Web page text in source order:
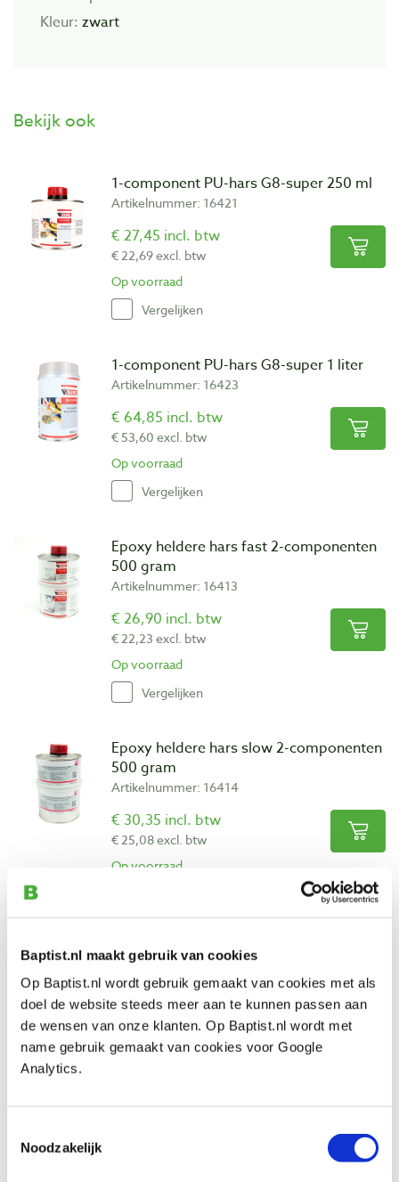
Baptist.nl maakt gebruik van cookies
Op Baptist.nl wordt gebruik gemaakt van cookies met als
doel de website steeds meer aan te kunnen passen aan
de wensen van onze klanten. Op Baptist.nl wordt met
name gebruik gemaakt van cookies voor Google
Analytics.
Noodzakelijk
Kleur: zwart
Bekijk ook
1-component PU-hars G8-super 250 ml
Artikelnummer: 16421
€ 27,45 incl. btw
€ 22,69 excl. btw
Op voorraad
Vergelijken
1-component PU-hars G8-super 1 liter
Artikelnummer: 16423
€ 64,85 incl. btw
€ 53,60 excl. btw
Op voorraad
Vergelijken
Epoxy heldere hars fast 2-componenten
500 gram
Artikelnummer: 16413
€ 26,90 incl. btw
€ 22,23 excl. btw
Op voorraad
Vergelijken
Epoxy heldere hars slow 2-componenten
500 gram
Artikelnummer: 16414
€ 30,35 incl. btw
€ 25,08 excl. btw
Op voorraad
Universeel kleurpigment blauw voor
epoxy en PU hars
Artikelnummer: 16438
€ 5,05 incl. btw
€ 4,17 excl. btw
Universeel kleurpigment geel voor epoxy